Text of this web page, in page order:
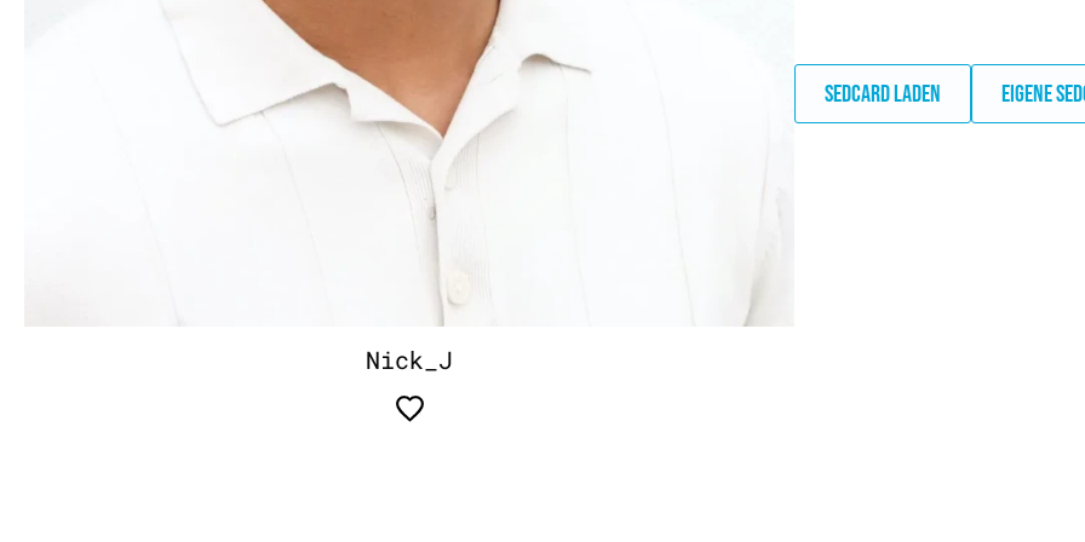
Nick_J
SEDCARD LADEN EIGENE